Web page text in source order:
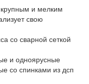
крупным и мелким
свою
со сварной сеткой
и одноярусные
со спинками из дсп